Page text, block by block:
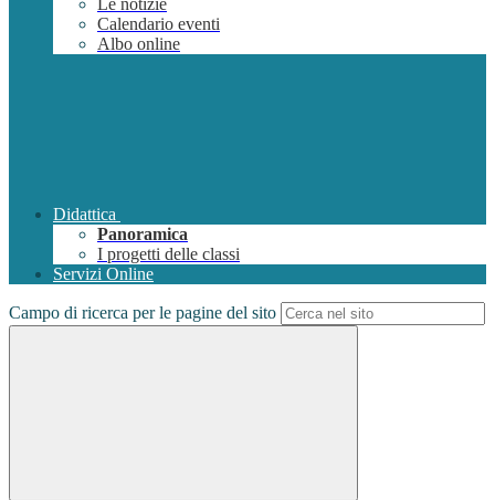
Le notizie
Calendario eventi
Albo online
Didattica
Panoramica
I progetti delle classi
Servizi Online
Campo di ricerca per le pagine del sito